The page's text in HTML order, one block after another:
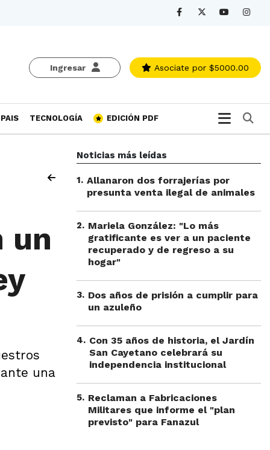
Ingresar Asociate por $5000.00
PAIS TECNOLOGÍA EDICIÓN PDF
un
una
Noticias más leídas
1. Allanaron dos forrajerías por
presunta venta ilegal de animales
2. Mariela González: "Lo más
gratificante es ver a un paciente
recuperado y de regreso a su
hogar"
3. Dos años de prisión a cumplir para
un azuleño
4. Con 35 años de historia, el Jardín
San Cayetano celebrará su
independencia institucional
5. Reclaman a Fabricaciones
Militares que informe el "plan
previsto" para Fanazul